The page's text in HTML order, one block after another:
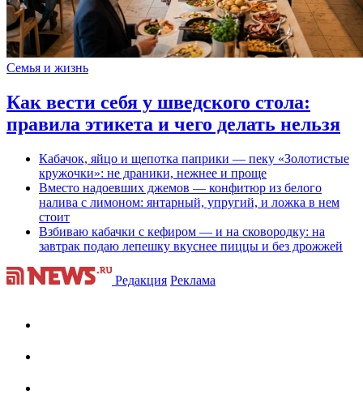
Семья и жизнь
Как вести себя у шведского стола:
правила этикета и чего делать нельзя
Кабачок, яйцо и щепотка паприки — пеку «Золотистые
кружочки»: не драники, нежнее и проще
Вместо надоевших джемов — конфитюр из белого
налива с лимоном: янтарный, упругий, и ложка в нем
стоит
Взбиваю кабачки с кефиром — и на сковородку: на
завтрак подаю лепешку вкуснее пиццы и без дрожжей
Редакция Реклама